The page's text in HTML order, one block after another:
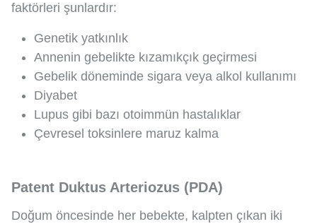
faktörleri şunlardır:
Genetik yatkınlık
Annenin gebelikte kızamıkçık geçirmesi
Gebelik döneminde sigara veya alkol kullanımı
Diyabet
Lupus gibi bazı otoimmün hastalıklar
Çevresel toksinlere maruz kalma
Patent Duktus Arteriozus (PDA)
Doğum öncesinde her bebekte, kalpten çıkan iki